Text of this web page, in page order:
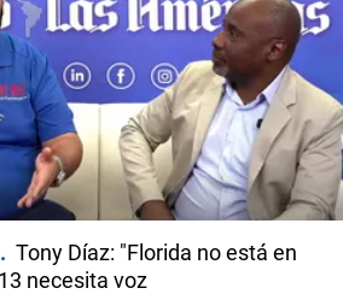
Tony Díaz: "Florida no está en
necesita voz